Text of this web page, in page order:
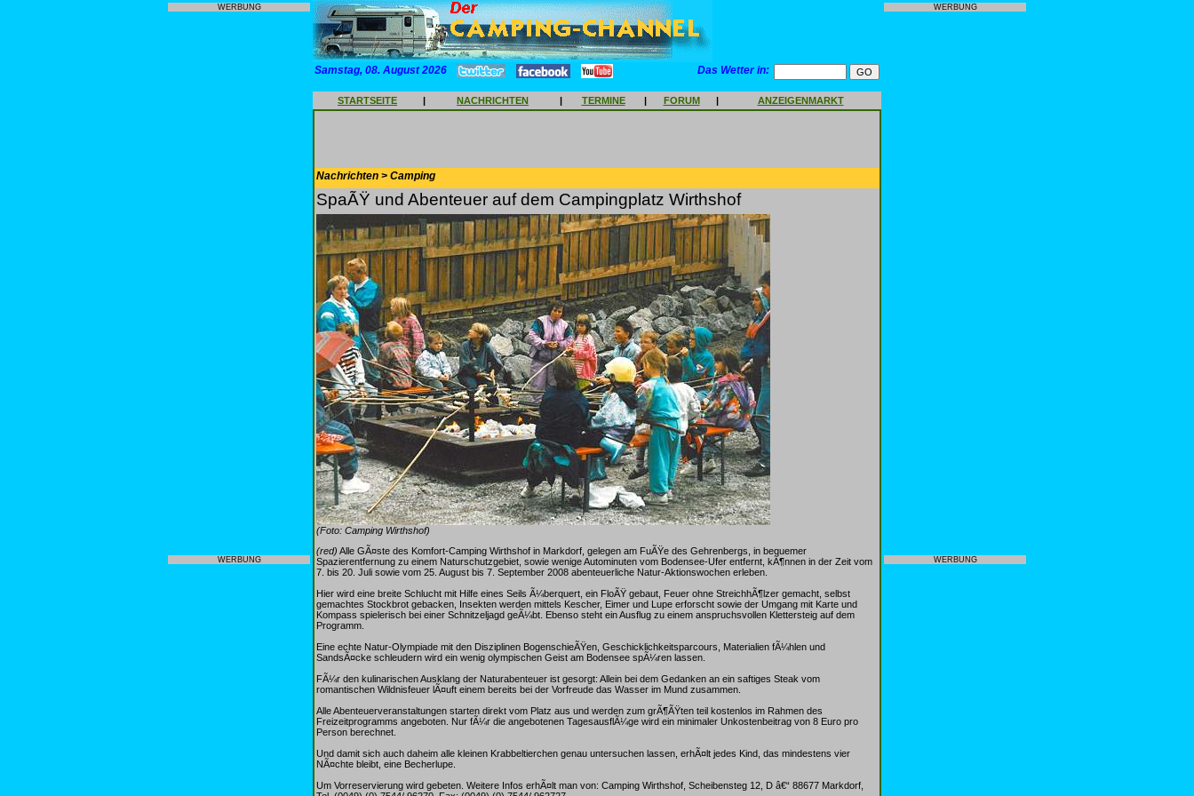
WERBUNG
WERBUNG
Samstag, 08. August 2026 Das Wetter in:
STARTSEITE | NACHRICHTEN | TERMINE | FORUM | ANZEIGENMARKT
Nachrichten > Camping
SpaÃŸ und Abenteuer auf dem Campingplatz Wirthshof
(Foto: Camping Wirthshof)
(red) Alle GÃ¤ste des Komfort-Camping Wirthshof in Markdorf, gelegen am FuÃŸe des Gehrenbergs, in bequemer
Spazierentfernung zu einem Naturschutzgebiet, sowie wenige Autominuten vom Bodensee-Ufer entfernt, kÃ¶nnen in der Zeit vom
7. bis 20. Juli sowie vom 25. August bis 7. September 2008 abenteuerliche Natur-Aktionswochen erleben.
Hier wird eine breite Schlucht mit Hilfe eines Seils Ã¼berquert, ein FloÃŸ gebaut, Feuer ohne StreichhÃ¶lzer gemacht, selbst
gemachtes Stockbrot gebacken, Insekten werden mittels Kescher, Eimer und Lupe erforscht sowie der Umgang mit Karte und
Kompass spielerisch bei einer Schnitzeljagd geÃ¼bt. Ebenso steht ein Ausflug zu einem anspruchsvollen Klettersteig auf dem
Programm.
Eine echte Natur-Olympiade mit den Disziplinen BogenschieÃŸen, Geschicklichkeitsparcours, Materialien fÃ¼hlen und
SandsÃ¤cke schleudern wird ein wenig olympischen Geist am Bodensee spÃ¼ren lassen.
FÃ¼r den kulinarischen Ausklang der Naturabenteuer ist gesorgt: Allein bei dem Gedanken an ein saftiges Steak vom
romantischen Wildnisfeuer lÃ¤uft einem bereits bei der Vorfreude das Wasser im Mund zusammen.
Alle Abenteuerveranstaltungen starten direkt vom Platz aus und werden zum grÃ¶ÃŸten teil kostenlos im Rahmen des
Freizeitprogramms angeboten. Nur fÃ¼r die angebotenen TagesausflÃ¼ge wird ein minimaler Unkostenbeitrag von 8 Euro pro
Person berechnet.
Und damit sich auch daheim alle kleinen Krabbeltierchen genau untersuchen lassen, erhÃ¤lt jedes Kind, das mindestens vier
NÃ¤chte bleibt, eine Becherlupe.
Um Vorreservierung wird gebeten. Weitere Infos erhÃ¤lt man von: Camping Wirthshof, Scheibensteg 12, D â€“ 88677 Markdorf,
WERBUNG
WERBUNG